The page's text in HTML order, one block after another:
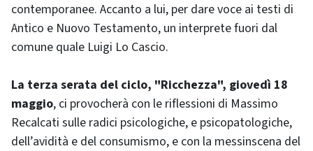
contemporanee. Accanto a lui, per dare voce ai testi di
Antico e Nuovo Testamento, un interprete fuori dal
comune quale Luigi Lo Cascio.
La terza serata del ciclo, "Ricchezza", giovedì 18
maggio, ci provocherà con le riflessioni di Massimo
Recalcati sulle radici psicologiche, e psicopatologiche,
dell’avidità e del consumismo, e con la messinscena del